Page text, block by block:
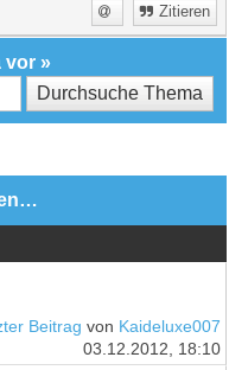
Zitieren
vor »
Beitrag von Kaideluxe007
03.12.2012, 18:10